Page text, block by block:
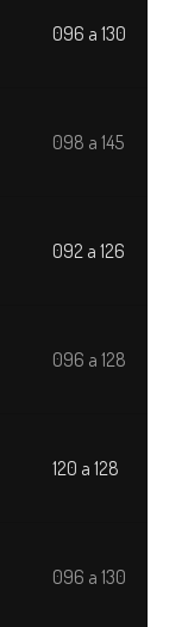
096 a 130
098 a 145
092 a 126
096 a 128
120 a 128
096 a 130